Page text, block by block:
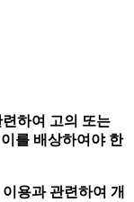
하여 고의 또는
를 배상하여야 한
용과 관련하여 개